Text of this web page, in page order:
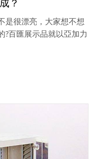
？
是很漂亮，大家想不想
?百匯展示品就以亞加力